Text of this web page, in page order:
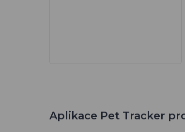
Aplikace Pet Tracker